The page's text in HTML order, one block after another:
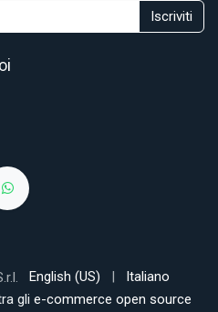
Iscriviti
English (US) |
Italiano
glie-commerce open source